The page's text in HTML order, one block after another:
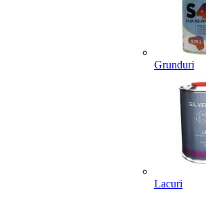
Grunduri
Lacuri